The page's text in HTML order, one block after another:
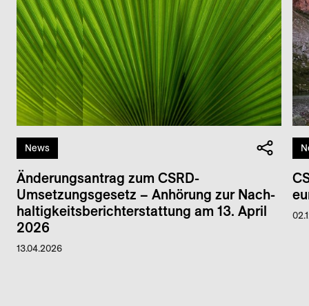
News
Änderungs­antrag zum CSRD-
Umsetzungs­gesetz – Anhörung zur Nach­
haltig­keits­bericht­erstattung am 13. April
2026
13.04.2026